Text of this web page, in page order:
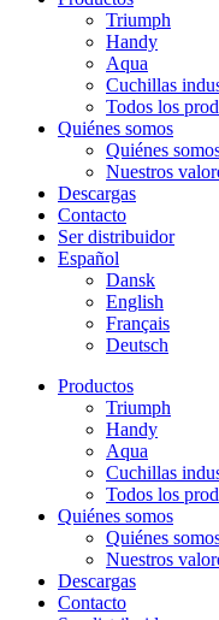
Triumph
Handy
Aqua
Cuchillas
Todos los
Quiénes somos
Quiénes
Nuestros
Descargas
Contacto
Ser distribuidor
Español
Dansk
English
Français
Deutsch
Productos
Triumph
Handy
Aqua
Cuchillas
Todos los
Quiénes somos
Quiénes
Nuestros
Descargas
Contacto